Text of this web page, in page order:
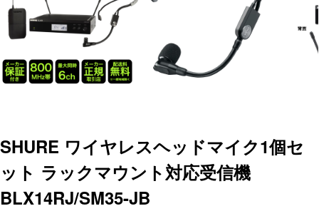
SHURE ワイヤレスヘッドマイク1個セ
ット ラックマウント対応受信機
BLX14RJ/SM35-JB